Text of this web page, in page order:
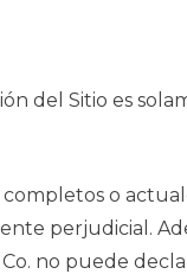
del Sitio es
o
perjudicial.
no puede